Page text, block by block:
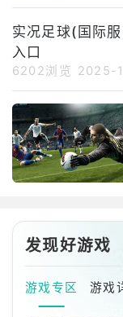
实况足球(国际
入口
6202浏览 2025-
发现好游戏
游戏专区 游戏